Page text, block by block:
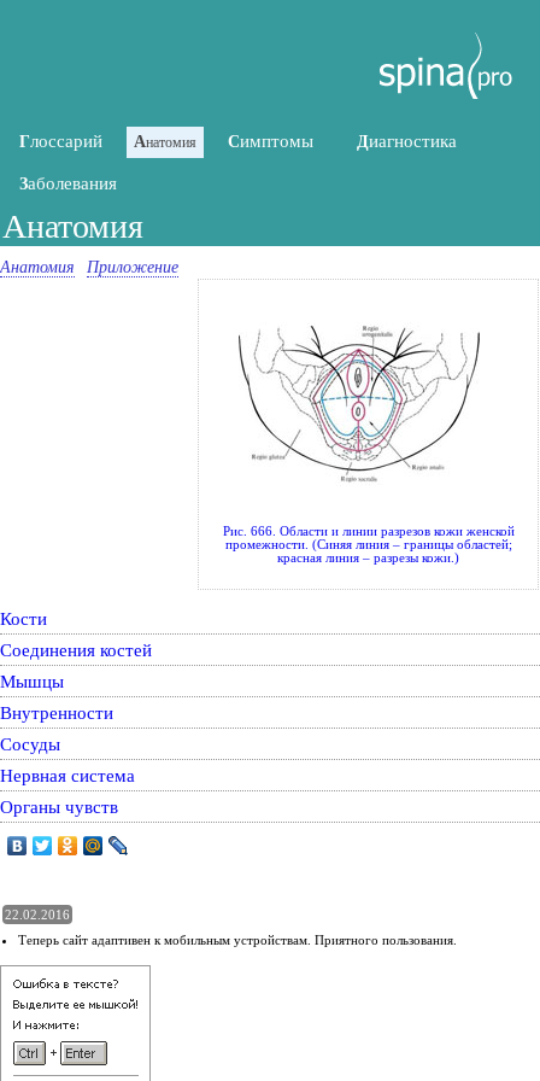
Глоссарий Анатомия Симптомы Диагностика
Заболевания
Анатомия
Анатомия Приложение
Рис. 666. Области и линии разрезов кожи женской
промежности. (Синяя линия – границы областей;
красная линия – разрезы кожи.)
Кости
Соединения костей
Мышцы
Внутренности
Сосуды
Нервная система
Органы чувств
22.02.2016
Теперь сайт адаптивен к мобильным устройствам. Приятного пользования.